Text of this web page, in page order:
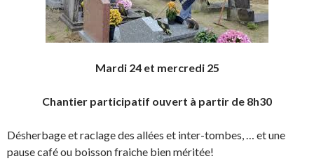
Mardi 24 et mercredi 25
Chantier participatif ouvert à partir de 8h30
Désherbage et raclage des allées et inter-tombes, … et une
pause café ou boisson fraiche bien méritée!